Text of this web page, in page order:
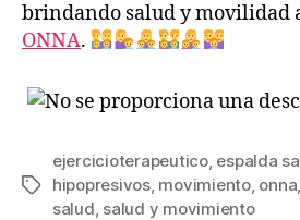
brindando salud y movilidad
ONNA.
Etiquetas
ejercicioterapeutico, espalda
hipopresivos, movimiento, onna,
salud, salud y movimiento